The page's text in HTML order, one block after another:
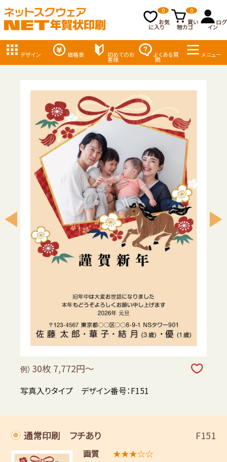
お気
に入り
0
買い
物カゴ
0
ログ
イン
デザイン 価格表 初めてのお
客様
よくある質
問
メニュー
例） 30枚 7,772円～
写真入りタイプ デザイン番号：F151
通常印刷 フチあり F151
画質
★★★☆☆